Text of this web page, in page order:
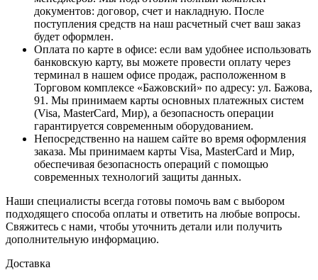
документов: договор, счет и накладную. После
поступления средств на наш расчетный счет ваш заказ
будет оформлен.
Оплата по карте в офисе: если вам удобнее использовать
банковскую карту, вы можете провести оплату через
терминал в нашем офисе продаж, расположенном в
Торговом комплексе «Бажовский» по адресу: ул. Бажова,
91. Мы принимаем карты основных платежных систем
(Visa, MasterCard, Мир), а безопасность операции
гарантируется современным оборудованием.
Непосредственно на нашем сайте во время оформления
заказа. Мы принимаем карты Visa, MasterCard и Мир,
обеспечивая безопасность операций с помощью
современных технологий защиты данных.
Наши специалисты всегда готовы помочь вам с выбором
подходящего способа оплаты и ответить на любые вопросы.
Свяжитесь с нами, чтобы уточнить детали или получить
дополнительную информацию.
Доставка